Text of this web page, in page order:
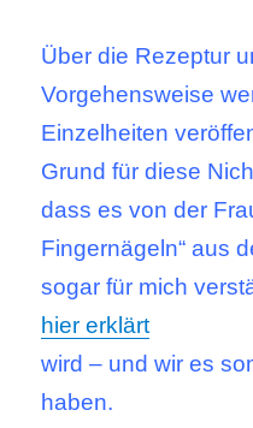
Über die Rezeptur
Vorgehensweise
Einzelheiten
Grund für diese
dass es von der
Fingernägeln“ aus
sogar für mich
hier erklärt
wird – und wir es
haben.